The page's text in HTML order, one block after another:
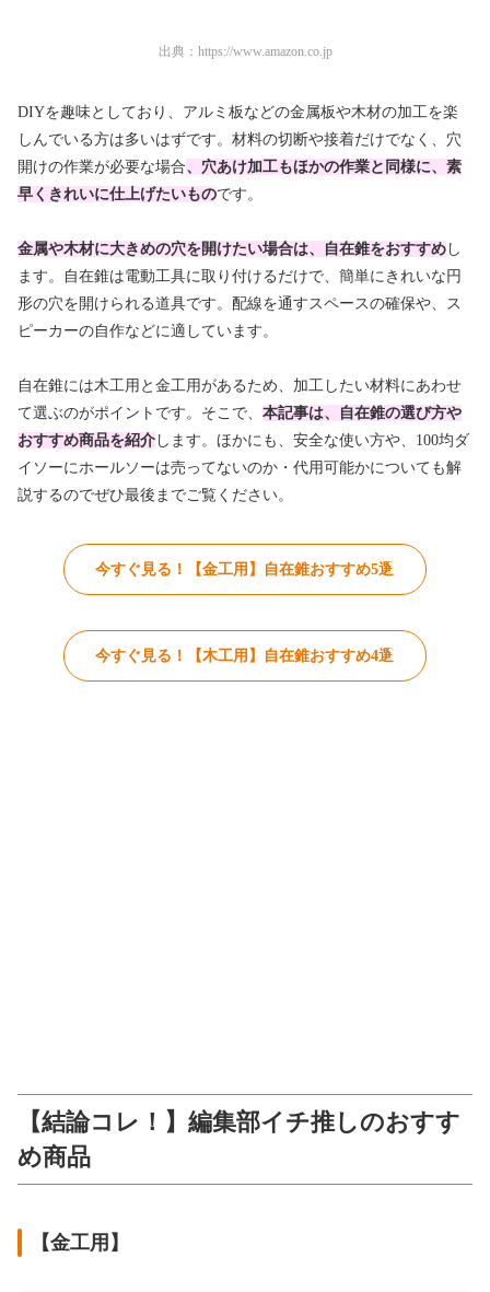
出典： https://www.amazon.co.jp
DIYを趣味としており、アルミ板などの金属板や木材の加工を楽
しんでいる方は多いはずです。材料の切断や接着だけでなく、穴
開けの作業が必要な場合、穴あけ加工もほかの作業と同様に、素
早くきれいに仕上げたいものです。
金属や木材に大きめの穴を開けたい場合は、自在錐をおすすめ し
ます。自在錐は電動工具に取り付けるだけで、簡単にきれいな円
形の穴を開けられる道具です。配線を通すスペースの確保や、ス
ピーカーの自作などに適しています。
自在錐には木工用と金工用があるため、加工したい材料にあわせ
て選ぶのがポイントです。そこで、 本記事は、自在錐の選び方や
おすすめ商品を紹介 します。ほかにも、安全な使い方や、100均ダ
イソーにホールソーは売ってないのか・代用可能かについても解
説するのでぜひ最後までご覧ください。
今すぐ見る！【金工用】自在錐おすすめ5選
今すぐ見る！【木工用】自在錐おすすめ4選
【結論コレ！】編集部イチ推しのおすす
め商品
【金工用】